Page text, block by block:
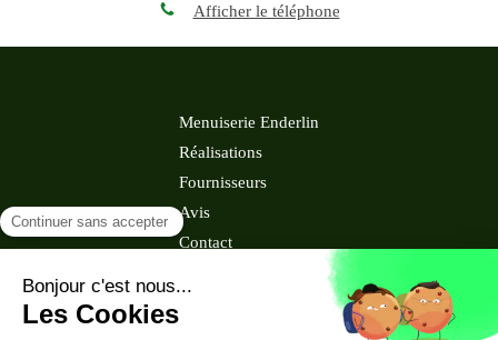
Afficher le téléphone
Menuiserie Enderlin
Réalisations
Fournisseurs
Avis
Contact
©2018 Menuiserie Enderlin - Menuiserie à Saint-Bernard